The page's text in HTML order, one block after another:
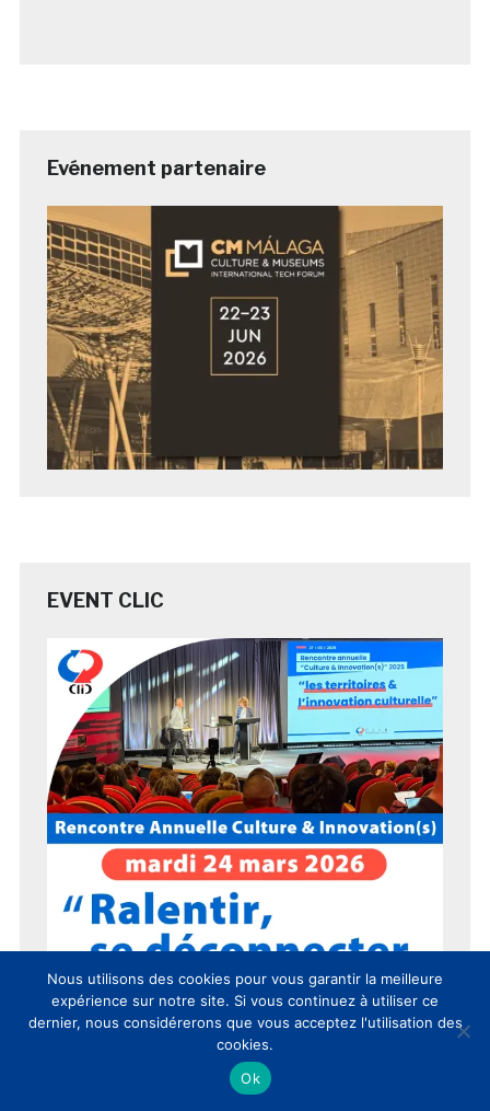
Evénement partenaire
EVENT CLIC
Nous utilisons des cookies pour vous garantir la meilleure
expérience sur notre site. Si vous continuez à utiliser ce
dernier, nous considérerons que vous acceptez l'utilisation des
cookies.
Ok